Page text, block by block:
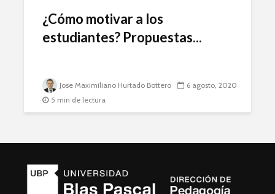
¿Cómo motivar a los
estudiantes? Propuestas...
Jose Maximiliano Hurtado Bottero
6 agosto, 2020
5 min de lectura